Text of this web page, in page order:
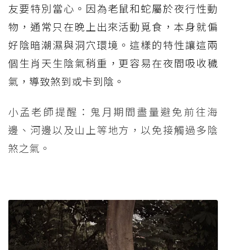
友要特別當心。因為老鼠和蛇屬於夜行性動
物，通常只在晚上出來活動覓食，本身就偏
好陰暗潮濕與洞穴環境。這樣的特性讓這兩
個生肖天生陰氣稍重，更容易在夜間吸收穢
氣，導致煞到或卡到陰。
小孟老師提醒：鬼月期間盡量避免前往海
邊、河邊以及山上等地方，以免接觸過多陰
煞之氣。